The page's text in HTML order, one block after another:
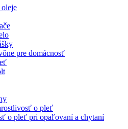
oleje
pre domácnosť
o pleť
o pleť pri opaľovaní a chytaní